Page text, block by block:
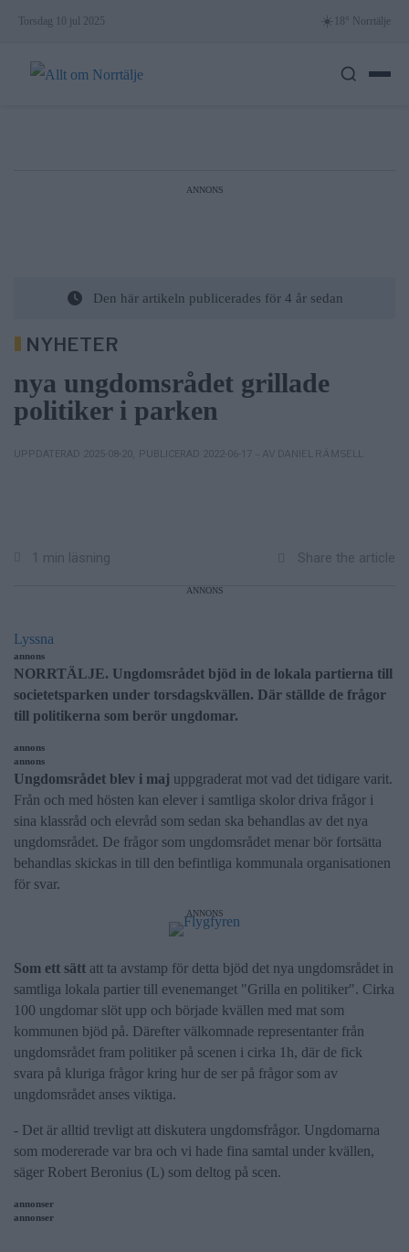
content
Torsdag 10 jul 2025 ☀️ 18° Norrtälje
ANNONS
Den här artikeln publicerades för 4 år sedan
NYHETER
nya ungdomsrådet grillade
politiker i parken
UPPDATERAD 2025-08-20 PUBLICERAD 2022-06-17 – AV DANIEL RÄMSELL
1 min läsning Share the article
ANNONS
Lyssna
annons
NORRTÄLJE. Ungdomsrådet bjöd in de lokala partierna till
societetsparken under torsdagskvällen. Där ställde de frågor
till politikerna som berör ungdomar.
annons
annons
Ungdomsrådet blev i maj uppgraderat mot vad det tidigare varit.
Från och med hösten kan elever i samtliga skolor driva frågor i
sina klassråd och elevråd som sedan ska behandlas av det nya
ungdomsrådet. De frågor som ungdomsrådet menar bör fortsätta
behandlas skickas in till den befintliga kommunala organisationen
för svar.
ANNONS
Som ett sätt att ta avstamp för detta bjöd det nya ungdomsrådet in
samtliga lokala partier till evenemanget "Grilla en politiker". Cirka
100 ungdomar slöt upp och började kvällen med mat som
kommunen bjöd på. Därefter välkomnade representanter från
ungdomsrådet fram politiker på scenen i cirka 1h, där de fick
svara på kluriga frågor kring hur de ser på frågor som av
ungdomsrådet anses viktiga.
- Det är alltid trevligt att diskutera ungdomsfrågor. Ungdomarna
som modererade var bra och vi hade fina samtal under kvällen,
säger Robert Beronius (L) som deltog på scen.
annonser
annonser